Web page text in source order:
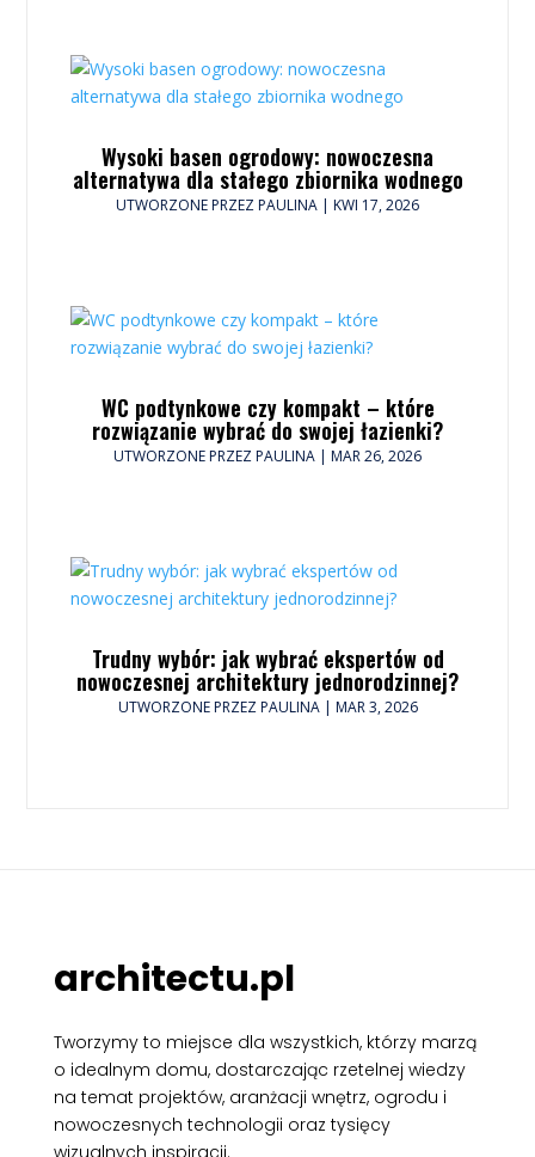
Wysoki basen ogrodowy: nowoczesna
alternatywa dla stałego zbiornika wodnego
UTWORZONE PRZEZPAULINA | KWI 17, 2026
WC podtynkowe czy kompakt – które
rozwiązanie wybrać do swojej łazienki?
UTWORZONE PRZEZPAULINA | MAR 26, 2026
Trudny wybór: jak wybrać ekspertów od
nowoczesnej architektury jednorodzinnej?
UTWORZONE PRZEZPAULINA| MAR 3, 2026
architectu.pl
Tworzymy to miejsce dla wszystkich, którzy marzą
o idealnym domu, dostarczając rzetelnej wiedzy
na temat projektów, aranżacji wnętrz, ogrodu i
nowoczesnych technologii oraz tysięcy